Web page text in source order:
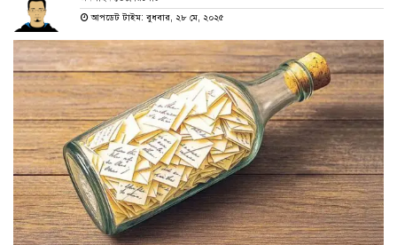
আপডেট টাইম: বুধবার, ২৮ মে, ২০২৫